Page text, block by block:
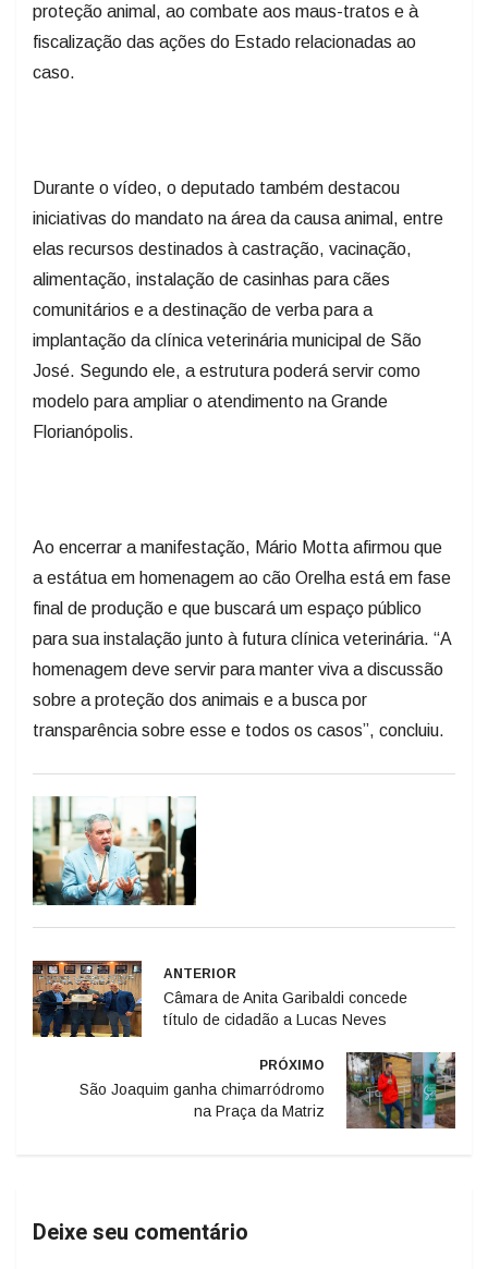
proteção animal, ao combate aos maus-tratos e à
fiscalização das ações do Estado relacionadas ao
caso.
Durante o vídeo, o deputado também destacou
iniciativas do mandato na área da causa animal, entre
elas recursos destinados à castração, vacinação,
alimentação, instalação de casinhas para cães
comunitários e a destinação de verba para a
implantação da clínica veterinária municipal de São
José. Segundo ele, a estrutura poderá servir como
modelo para ampliar o atendimento na Grande
Florianópolis.
Ao encerrar a manifestação, Mário Motta afirmou que
a estátua em homenagem ao cão Orelha está em fase
final de produção e que buscará um espaço público
para sua instalação junto à futura clínica veterinária. “A
homenagem deve servir para manter viva a discussão
sobre a proteção dos animais e a busca por
transparência sobre esse e todos os casos”, concluiu.
ANTERIOR
Câmara de Anita Garibaldi concede
título de cidadão a Lucas Neves
PRÓXIMO
São Joaquim ganha chimarródromo
na Praça da Matriz
Deixe seu comentário